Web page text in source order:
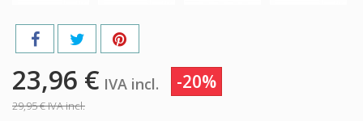
23,96 € IVA incl. -20%
29,95 €IVA incl.